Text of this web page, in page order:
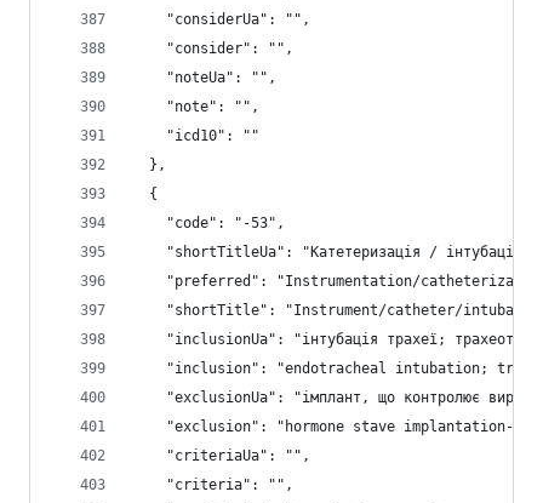
    "considerUa": "",
    "consider": "",
    "noteUa": "",
    "note": "",
    "icd10": ""
  },
  {
    "code": "-53",
"shortTitleUa": "Катетеризація / інтубація
"preferred": "Instrumentation/
"shortTitle": "Instrument/catheter/
"inclusionUa": "інтубація трахеї;
"inclusion": "endotracheal intubation;
"exclusionUa": "імплант, що контролює
"exclusion": "hormone stave implantation-
    "criteriaUa": "",
    "criteria": "",